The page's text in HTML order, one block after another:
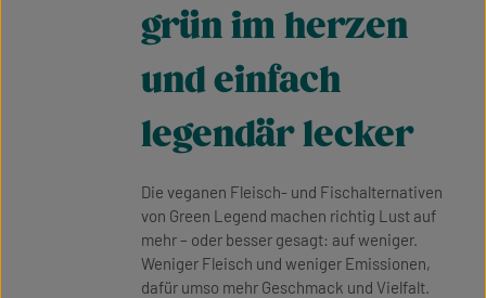
grün im herzen
und einfach
legendär lecker
Die veganen Fleisch- und Fischalternativen
von Green Legend machen richtig Lust auf
mehr – oder besser gesagt: auf weniger.
Weniger Fleisch und weniger Emissionen,
dafür umso mehr Geschmack und Vielfalt.